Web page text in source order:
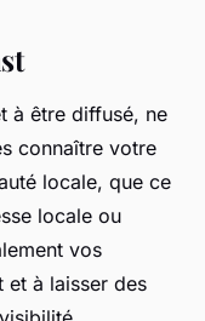
à être diffusé, ne
connaître votre
locale, que ce
locale ou
vos
et à laisser des